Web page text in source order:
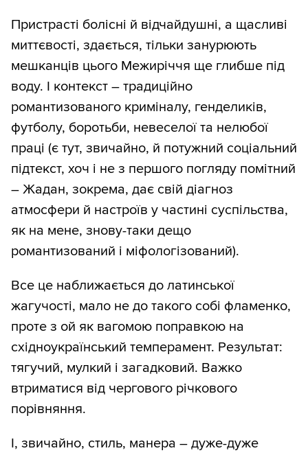
Пристрасті болісні й відчайдушні, а щасливі
миттєвості, здається, тільки занурюють
мешканців цього Межиріччя ще глибше під
воду. І контекст – традиційно
романтизованого криміналу, генделиків,
футболу, боротьби, невеселої та нелюбої
праці (є тут, звичайно, й потужний соціальний
підтекст, хоч і не з першого погляду помітний
– Жадан, зокрема, дає свій діагноз
атмосфери й настроїв у частині суспільства,
як на мене, знову-таки дещо
романтизований і міфологізований).
Все це наближається до латинської
жагучості, мало не до такого собі фламенко,
проте з ой як вагомою поправкою на
східноукраїнський темперамент. Результат:
тягучий, мулкий і загадковий. Важко
втриматися від чергового річкового
порівняння.
І, звичайно, стиль, манера – дуже-дуже